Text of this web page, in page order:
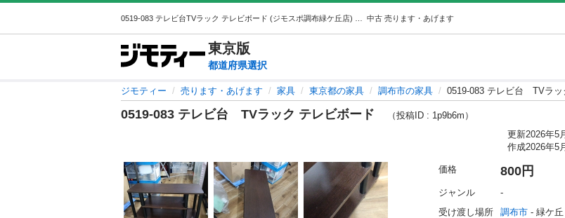
中古 売ります・あげます
東京版
都道府県選択
ジモティー 売ります・あげます 家具 東京都の家具 調布市の家具 0519-083 テレビ台 TVラ
0519-083 テレビ台 TVラック テレビボード
（投稿ID : 1p9b6m）
更新2026年5
作成2026年5
価格 800円
ジャンル
-
受け渡し場所
調布市 - 緑ケ丘